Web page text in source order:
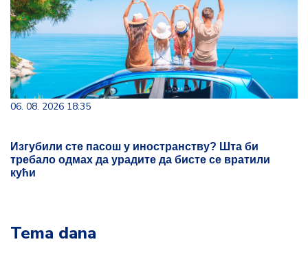
06. 08. 2026 18:35
Изгубили сте пасош у иностранству? Шта би
требало одмах да урадите да бисте се вратили
кући
Tema dana